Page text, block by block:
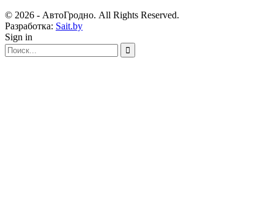
© 2026 - АвтоГродно. All Rights Reserved.
Разработка: Sait.by
Sign in